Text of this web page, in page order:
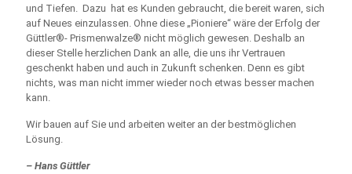
und Tiefen. Dazu hat es Kunden gebraucht, die bereit waren, sich
auf Neues einzulassen. Ohne diese „Pioniere“ wäre der Erfolg der
Güttler®- Prismenwalze® nicht möglich gewesen. Deshalb an
dieser Stelle herzlichen Dank an alle, die uns ihr Vertrauen
geschenkt haben und auch in Zukunft schenken. Denn es gibt
nichts, was man nicht immer wieder noch etwas besser machen
kann.
Wir bauen auf Sie und arbeiten weiter an der bestmöglichen
Lösung.
– Hans Güttler